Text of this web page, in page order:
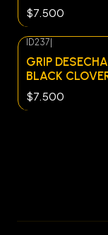
$7.500
ID237|
GRIP
BLACK
$7.500